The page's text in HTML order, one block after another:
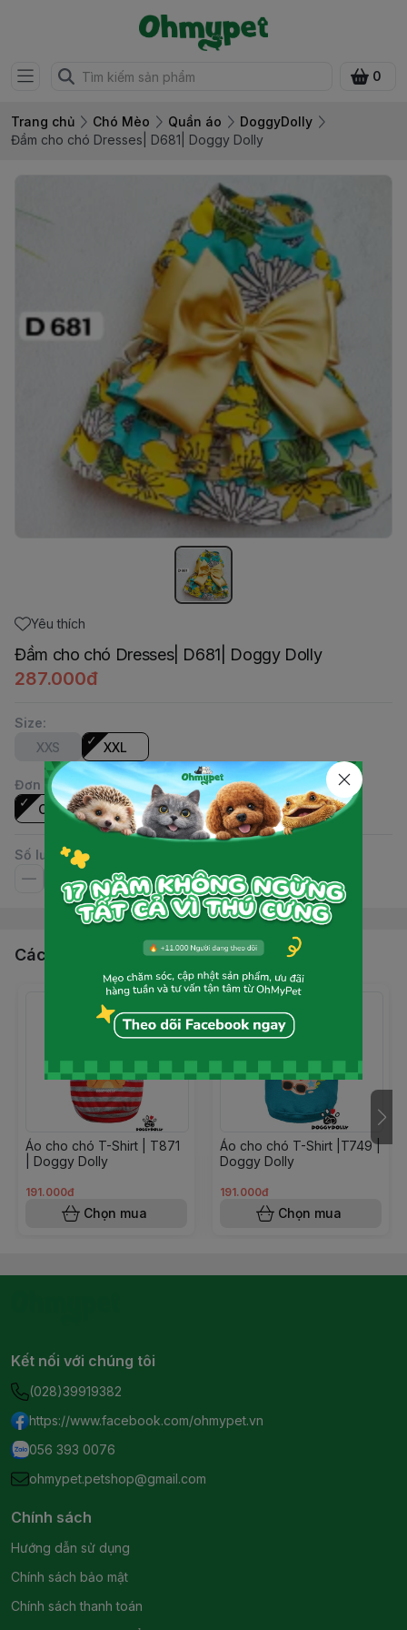
0
Trang chủ Chó Mèo Quần áo
DoggyDolly
Đầm cho chó Dresses| D681| Doggy Dolly
Yêu thích
Đầm cho chó Dresses| D681| Doggy Dolly
287.000đ
Size:
XXS
XXL
Đơn vị:
Cái
Số lượng
Các sản phẩm, dịch vụ khác
Áo cho chó T-Shirt | T871
| Doggy Dolly
191.000đ
Chọn mua
Áo cho chó T-Shirt |T749 |
Doggy Dolly
191.000đ
Chọn mua
Kết nối với chúng tôi
(028)39919382
https://www.facebook.com/ohmypet.vn
056 393 0076
ohmypet.petshop@gmail.com
Chính sách
Hướng dẫn sử dụng
Chính sách bảo mật
Chính sách thanh toán